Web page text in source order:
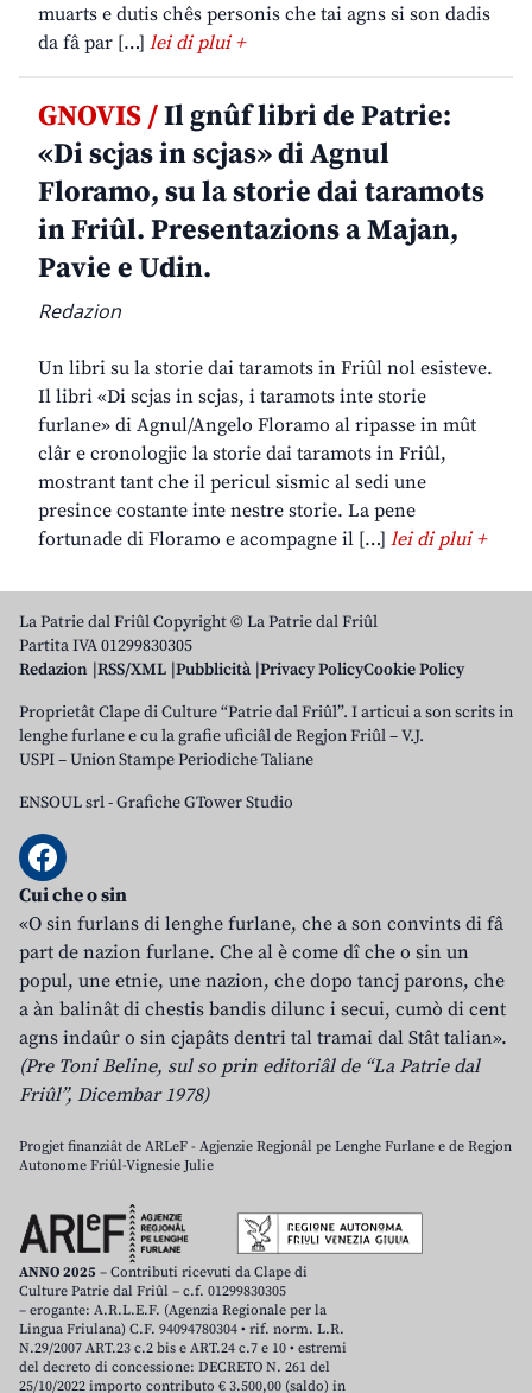
muarts e dutis chês personis che tai agns si son dadis
da fâ par […] lei di plui +
GNOVIS /Il gnûf libri de Patrie:
«Di scjas in scjas» di Agnul
Floramo, su la storie dai taramots
in Friûl. Presentazions a Majan,
Pavie e Udin.
Redazion
Un libri su la storie dai taramots in Friûl nol esisteve.
Il libri «Di scjas in scjas, i taramots inte storie
furlane» di Agnul/Angelo Floramo al ripasse in mût
clâr e cronologjic la storie dai taramots in Friûl,
mostrant tant che il pericul sismic al sedi une
presince costante inte nestre storie. La pene
fortunade di Floramo e acompagne il […] lei di plui +
La Patrie dal Friûl Copyright © La Patrie dal Friûl
Partita IVA 01299830305
Redazion RSS/XML Pubblicità Privacy PolicyCookie Policy
Proprietât Clape di Culture “Patrie dal Friûl”. I articui a son scrits in
lenghe furlane e cu la grafie uficiâl de Regjon Friûl – V.J.
USPI – Union Stampe Periodiche Taliane
ENSOUL srl-Grafiche GTower Studio
Cui che o sin
«O sin furlans di lenghe furlane, che a son convints di fâ
part de nazion furlane. Che al è come dî che o sin un
popul, une etnie, une nazion, che dopo tancj parons, che
a àn balinât di chestis bandis dilunc i secui, cumò di cent
agns indaûr o sin cjapâts dentri tal tramai dal Stât talian».
(Pre Toni Beline, sul so prin editoriâl de “La Patrie dal
Friûl”, Dicembar 1978)
Progjet finanziât de ARLeF - Agjenzie Regjonâl pe Lenghe Furlane e de Regjon
Autonome Friûl-Vignesie Julie
ANNO 2025 – Contributi ricevuti da Clape di
Culture Patrie dal Friûl – c.f. 01299830305
– erogante: A.R.L.E.F. (Agenzia Regionale per la
Lingua Friulana) C.F. 94094780304 • rif. norm. L.R.
N.29/2007 ART.23 c.2 bis e ART.24 c.7 e 10 • estremi
del decreto di concessione: DECRETO N. 261 del
25/10/2022 importo contributo € 3.500,00 (saldo) in